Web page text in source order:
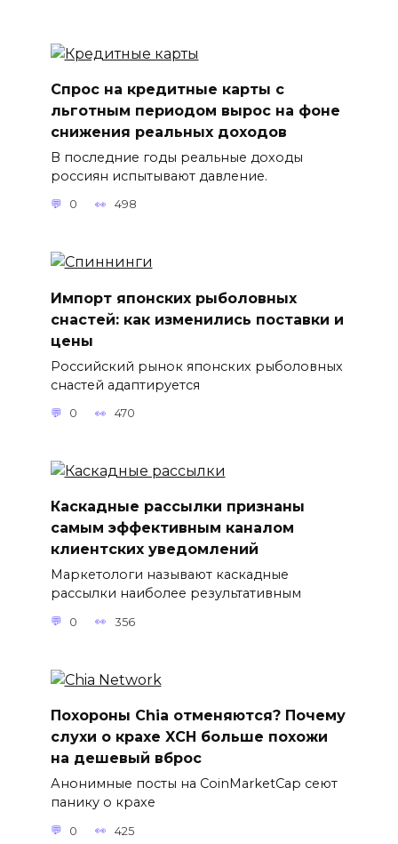
Спрос на кредитные карты с
льготным периодом вырос на фоне
снижения реальных доходов
В последние годы реальные доходы
россиян испытывают давление.
0 498
Импорт японских рыболовных
снастей: как изменились поставки и
цены
Российский рынок японских рыболовных
снастей адаптируется
0 470
Каскадные рассылки признаны
самым эффективным каналом
клиентских уведомлений
Маркетологи называют каскадные
рассылки наиболее результативным
0 356
Похороны Chia отменяются? Почему
слухи о крахе XCH больше похожи
на дешевый вброс
Анонимные посты на CoinMarketCap сеют
панику о крахе
0 425